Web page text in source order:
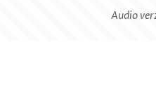
Audio